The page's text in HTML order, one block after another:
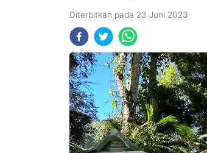
Diterbitkan pada 23 Juni 2023